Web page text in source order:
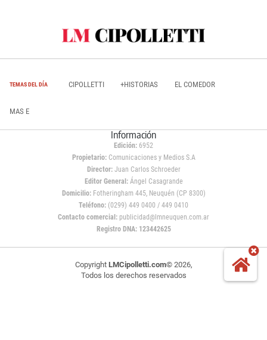
TEMAS DEL DÍA CIPOLLETTI +HISTORIAS EL COMEDOR
MAS E
Información
Edición: 6952
Propietario:Comunicaciones y Medios S.A
Director: Juan Carlos Schroeder
Editor General:Ángel Casagrande
Domicilio:Fotheringham 445, Neuquén (CP 8300)
Teléfono: (0299) 449 0400 / 449 0410
Contacto comercial: publicidad@lmneuquen.com.ar
Registro DNA: 123442625
Copyright LMCipolletti.com© 2026,
Todos los derechos reservados